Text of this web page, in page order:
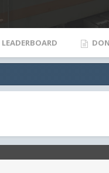
LEADERBOARD